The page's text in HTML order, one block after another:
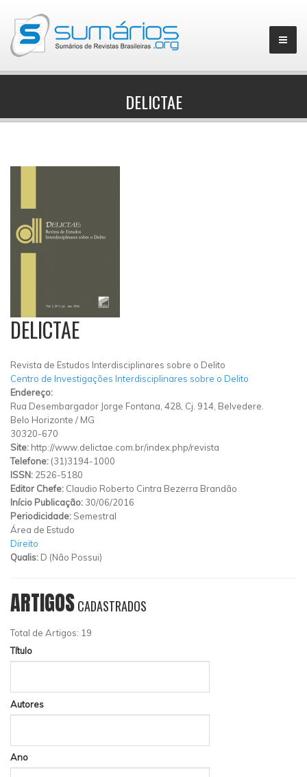
▼
DELICTAE
DELICTAE
Revista de Estudos Interdisciplinares sobre o Delito
Centro de Investigações Interdisciplinares sobre o Delito
Endereço:
Rua Desembargador Jorge Fontana, 428, Cj. 914, Belvedere.
Belo Horizonte / MG
30320-670
Site: http://www.delictae.com.br/index.php/revista
Telefone: (31)3194-1000
ISSN: 2526-5180
Editor Chefe: Claudio Roberto Cintra Bezerra Brandão
Início Publicação: 30/06/2016
Periodicidade: Semestral
Área de Estudo
Direito
Qualis: D (Não Possui)
ARTIGOSCADASTRADOS
Total de Artigos: 19
Título
Autores
Ano